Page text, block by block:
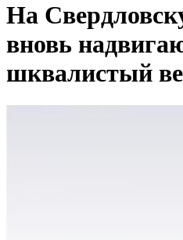
На
вновь
шквалистый